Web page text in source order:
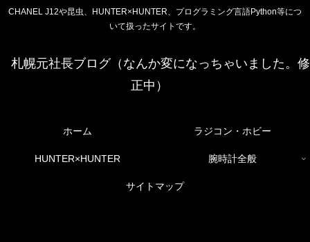
CHANEL J12や昆虫、HUNTER×HUNTER、プログラミング言語Python等につ
いて扱ったサイトです。
札幌元社長ブログ（なんか変になっちゃいました。修
正中）
ホーム ラジコン・ホビー
HUNTER×HUNTER 腕時計全般
サイトマップ